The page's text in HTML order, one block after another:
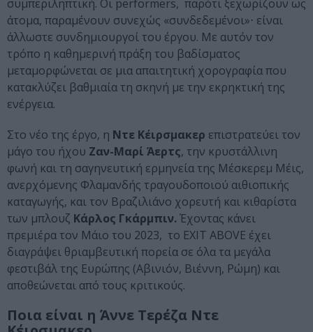
συμπεριληπτική. Οι performers, παρότι ξεχωρίζουν ως
άτομα, παραμένουν συνεχώς «συνδεδεμένοι»⋅ είναι
άλλωστε συνδημιουργοί του έργου. Με αυτόν τον
τρόπο η καθημερινή πράξη του βαδίσματος
μεταμορφώνεται σε μια απαιτητική χορογραφία που
κατακλύζει βαθμιαία τη σκηνή με την εκρηκτική της
ενέργεια.
Στο νέο της έργο, η Ντε Κέιρσμακερ επιστρατεύει τον
μάγο του ήχου Ζαν-Μαρί Άερτς, την κρυστάλλινη
φωνή και τη σαγηνευτική ερμηνεία της Μέσκερεμ Μέις,
ανερχόμενης Φλαμανδής τραγουδοποιού αιθιοπικής
καταγωγής, και τον Βραζιλιάνο χορευτή και κιθαρίστα
των μπλουζ Κάρλος Γκάρμπιν. Έχοντας κάνει
πρεμιέρα τον Μάιο του 2023, το EXIT ABOVE έχει
διαγράψει θριαμβευτική πορεία σε όλα τα μεγάλα
φεστιβάλ της Ευρώπης (Αβινιόν, Βιέννη, Ρώμη) και
αποθεώνεται από τους κριτικούς.
Ποια είναι η Άννε Τερέζα Ντε